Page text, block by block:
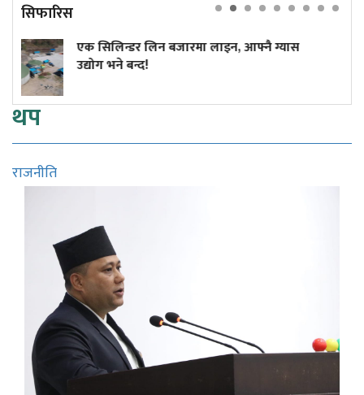
सिफारिस
लिन बजारमा लाइन, आफ्नै ग्यास
बन्द!
थप
राजनीति